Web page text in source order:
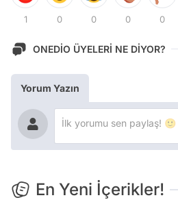
1 0 0 0 0
ONEDİO ÜYELERİ NE DİYOR?
Yorum Yazın
En Yeni İçerikler!